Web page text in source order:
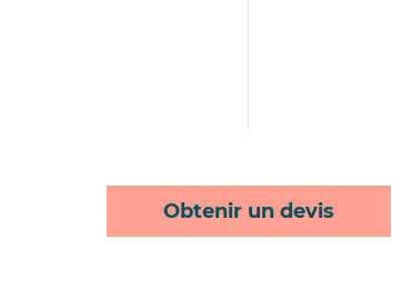
Obtenir un devis